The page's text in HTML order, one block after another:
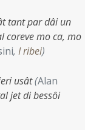
tant par dâi un
coreve mo ca, mo
, I ribei)
usât(Alan
jet di bessôi